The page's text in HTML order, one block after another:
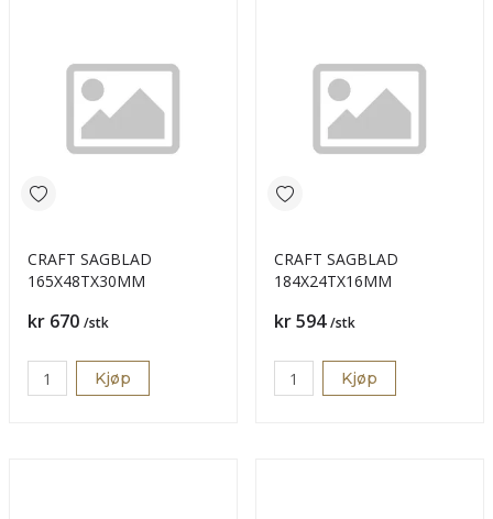
CRAFT SAGBLAD
165X48TX30MM
Pris
kr 670 /stk
Kjøp
CRAFT SAGBLAD
184X24TX16MM
Pris
kr 594 /stk
Kjøp